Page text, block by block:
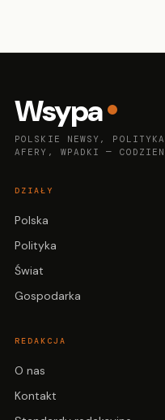
Wsypa
POLSKIE NEWSY,
AFERY, WPADKI —
DZIAŁY
Polska
Polityka
Świat
Gospodarka
REDAKCJA
O nas
Kontakt